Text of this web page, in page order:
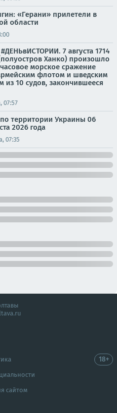
«Герани» прилетели в
области
7 августа 1714
Ханко) произошло
морское сражение
флотом и шведским
из 10 судов, закончившееся
07:57
территории Украины 06
2026 года
07:35
сайтом
18+